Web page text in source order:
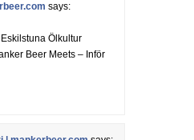
says:
Ölkultur
Beer Meets – Inför